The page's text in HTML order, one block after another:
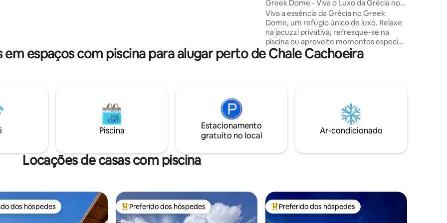
Greek Dome - Viva o Luxo da Grécia no
Brasil
Viva a essência da Grécia no Greek
Dome, um refúgio único de luxo. Relaxe
na jacuzzi privativa, refresque-se na
piscina ou aproveite momentos especiais
no firepit. Encante-se com a Fonte dos
Desejos Grega e a deslumbrante **Mão
grega, este é o lugar perfeito para
experiências inesquecíveis. Cesta de
café da manhã inclusa a partir de 2
espaços com piscina para alugar perto de Chale Cachoeira
Piscina
Estacionamento
gratuito no local
Ar-condicionado
Locações de casas com piscina
preferidos dos hóspedes
dos hóspedes Entre os melhores preferidos dos hóspedes
Preferido dos hóspedes Entre os melhores preferidos dos hóspedes
Preferido dos hóspedes